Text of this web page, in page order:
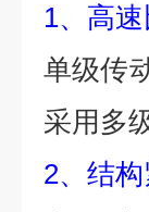
1、高
单级传
采用多
2、结